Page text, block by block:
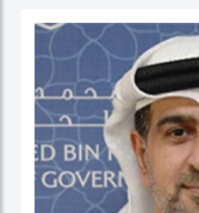
تركز مجالات بحثها الرئيسية على ريادة الأعمال الاجتماعية،
للشركات. وهي عضو نشط في الشبكة
الدولية للباحثين في ريادة الأعمال الاجتماعية (شبكة EMES) وشبكة الأعمال في
الدولية. حصلت على شهادات تقدير
في روسيا من المنظمات العامة
في مجلات وطنية ودولية، وكتب، ومجموعات دراسات
حوكمة الشركات، مراجعة الأسواق
مراجع للعديد من المجلات الوطنية